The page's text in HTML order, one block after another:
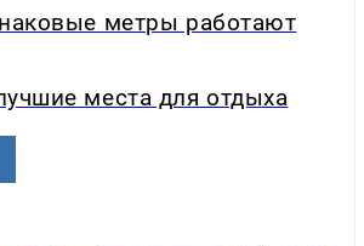
метры работают
места для отдыха